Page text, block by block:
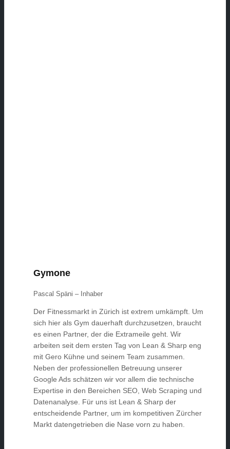
Gymone
Pascal Späni – Inhaber
Der Fitnessmarkt in Zürich ist extrem umkämpft. Um
sich hier als Gym dauerhaft durchzusetzen, braucht
es einen Partner, der die Extrameile geht. Wir
arbeiten seit dem ersten Tag von Lean & Sharp eng
mit Gero Kühne und seinem Team zusammen.
Neben der professionellen Betreuung unserer
Google Ads schätzen wir vor allem die technische
Expertise in den Bereichen SEO, Web Scraping und
Datenanalyse. Für uns ist Lean & Sharp der
entscheidende Partner, um im kompetitiven Zürcher
Markt datengetrieben die Nase vorn zu haben.